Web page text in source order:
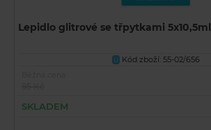
Lepidlo glitrové se třpytkami 5x10,5ml
U
Kód zboží: 55-02/656
SKLADEM